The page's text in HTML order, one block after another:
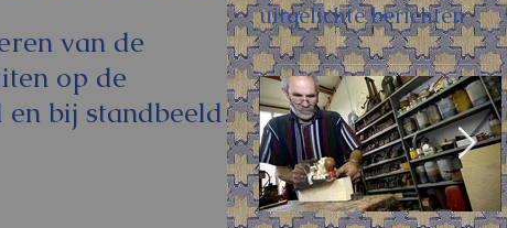
van de
op de
en bij standbeeld
uitgelichte berichten